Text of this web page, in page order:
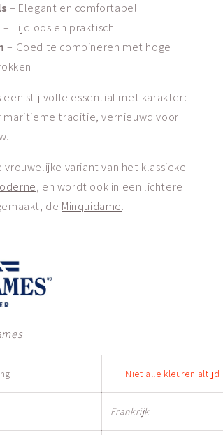
– Elegant en comfortabel
– Tijdloos en praktisch
– Goed te combineren met hoge
een stijlvolle essential met karakter:
maritieme traditie, vernieuwd voor
vrouwelijke variant van het klassieke
, en wordt ook in een lichtere
de Minquidame.
Niet alle kleuren
Frankrijk